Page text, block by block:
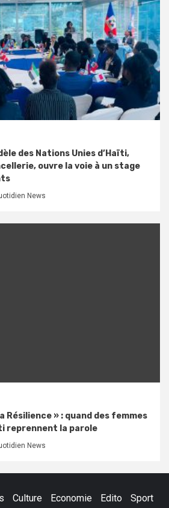
des Nations Unies d’Haïti,
ouvre la voie à un stage
News
Résilience » : quand des femmes
reprennent la parole
News
Culture Economie Edito
Sport